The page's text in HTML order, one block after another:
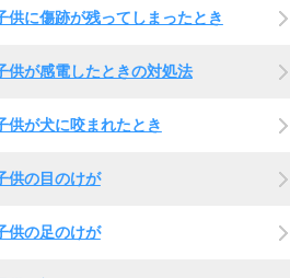
供に傷跡が残ってしまったとき
供が感電したときの対処法
供が犬に咬まれたとき
供の目のけが
供の足のけが